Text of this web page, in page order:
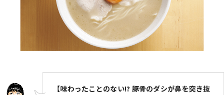
【味わったことのない!? 豚骨のダシが鼻を突き抜